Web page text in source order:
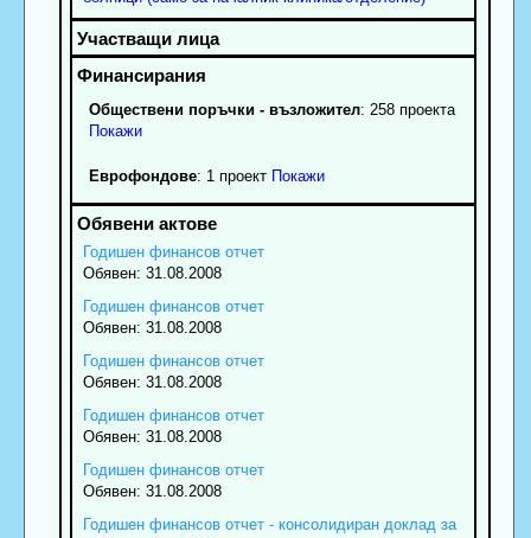
Обществени поръчки - възложител: 258 проекта
Покажи
Еврофондове: 1 проект Покажи
Годишен финансов отчет
Обявен: 31.08.2008
Годишен финансов отчет
Обявен: 31.08.2008
Годишен финансов отчет
Обявен: 31.08.2008
Годишен финансов отчет
Обявен: 31.08.2008
Годишен финансов отчет
Обявен: 31.08.2008
Годишен финансов отчет - консолидиран доклад за